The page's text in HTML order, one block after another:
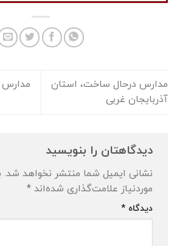
مدارس درحال ساخت، استان
آذربایجان غربی
مدارس
دیدگاهتان را بنویسید
نشانی ایمیل شما منتشر نخواهد شد.
موردنیاز علامت‌گذاری شده‌اند *
دیدگاه *